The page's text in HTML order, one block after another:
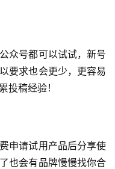
众号都可以试试，新号
要求也会更少，更容易
投稿经验！
申请试用产品后分享使
也会有品牌慢慢找你合